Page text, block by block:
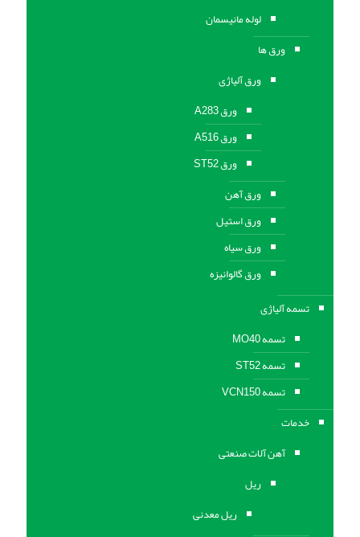
لوله مانیسمان
ورق ها
ورق آلیاژی
ورق A283
ورق A516
ورق ST52
ورق آهن
ورق استیل
ورق سیاه
ورق گالوانیزه
تسمه آلیاژی
تسمه MO40
تسمه ST52
تسمه VCN150
خدمات
آهن آلات صنعتی
ریل
ریل معدنی